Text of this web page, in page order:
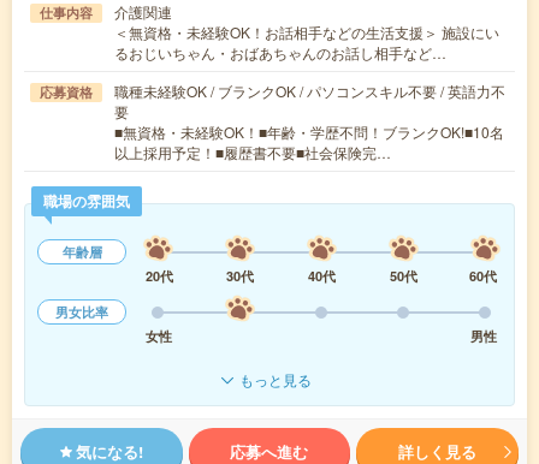
仕事内容
介護関連
＜無資格・未経験OK！お話相手などの生活支援＞ 施設にい
るおじいちゃん・おばあちゃんのお話し相手など…
応募資格
職種未経験OK / ブランクOK / パソコンスキル不要 / 英語力不
要
■無資格・未経験OK！■年齢・学歴不問！ブランクOK!■10名
以上採用予定！■履歴書不要■社会保険完…
職場の雰囲気
年齢層
20代
30代 40代 50代
60代
男女比率
女性
男性
もっと見る
気になる! 応募へ進む 詳しく見る